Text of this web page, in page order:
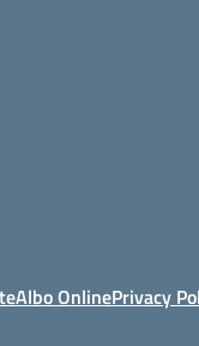
Albo OnlinePrivacy